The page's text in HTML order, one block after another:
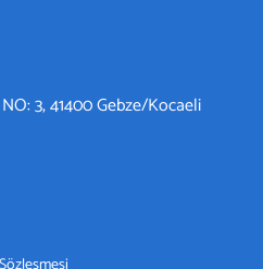
Yazılım